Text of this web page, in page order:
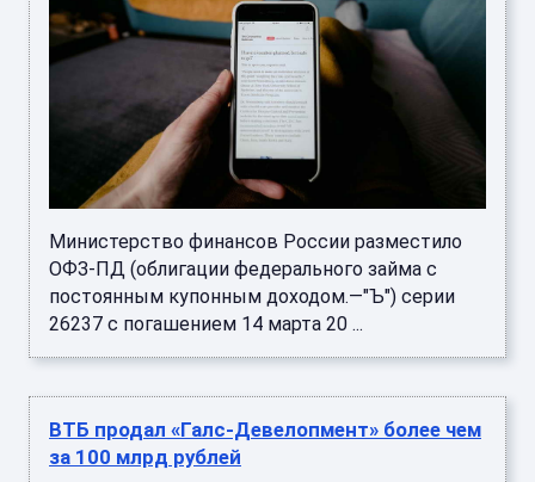
Министерство финансов России разместило
ОФЗ-ПД (облигации федерального займа с
постоянным купонным доходом.—"Ъ") серии
26237 с погашением 14 марта 20 ...
ВТБ продал «Галс-Девелопмент» более чем
за 100 млрд рублей